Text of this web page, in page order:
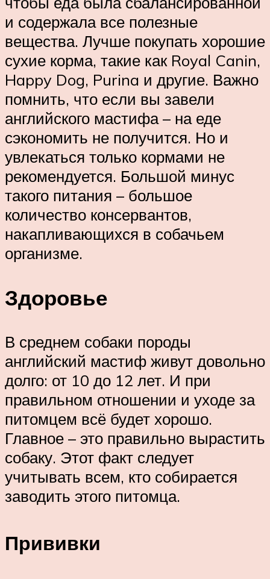
и содержала все полезные
вещества. Лучше покупать хорошие
сухие корма, такие как Royal Canin,
Happy Dog, Purina и другие. Важно
помнить, что если вы завели
английского мастифа – на еде
сэкономить не получится. Но и
увлекаться только кормами не
рекомендуется. Большой минус
такого питания – большое
количество консервантов,
накапливающихся в собачьем
организме.
Здоровье
В среднем собаки породы
английский мастиф живут довольно
долго: от 10 до 12 лет. И при
правильном отношении и уходе за
питомцем всё будет хорошо.
Главное – это правильно вырастить
собаку. Этот факт следует
учитывать всем, кто собирается
заводить этого питомца.
Прививки